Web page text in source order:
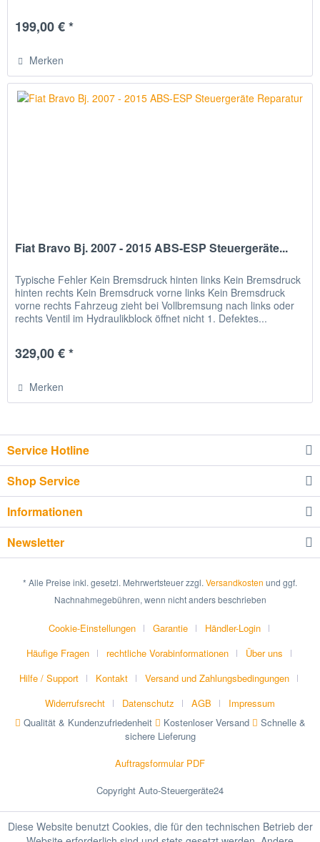
199,00 € *
Merken
Fiat Bravo Bj. 2007 - 2015 ABS-ESP Steuergeräte...
Typische Fehler Kein Bremsdruck hinten links Kein Bremsdruck
hinten rechts Kein Bremsdruck vorne links Kein Bremsdruck
vorne rechts Fahrzeug zieht bei Vollbremsung nach links oder
rechts Ventil im Hydraulikblock öffnet nicht 1. Defektes...
329,00 € *
Merken
Service Hotline
Shop Service
Informationen
Newsletter
* Alle Preise inkl. gesetzl. Mehrwertsteuer zzgl. Versandkosten und ggf.
Nachnahmegebühren, wenn nicht anders beschrieben
Cookie-Einstellungen Garantie
Händler-Login
Häufige Fragen
rechtliche Vorabinformationen
Über uns
Hilfe / Support
Kontakt
Versand und Zahlungsbedingungen
Widerrufsrecht
Datenschutz AGB
Impressum
Qualität & Kundenzufriedenheit
Kostenloser Versand
Schnelle &
sichere Lieferung
Auftragsformular PDF
Copyright Auto-Steuergeräte24
Diese Website benutzt Cookies, die für den technischen Betrieb der